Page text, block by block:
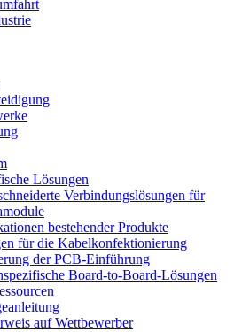
Lösungen
Verbindungslösungen für
bestehender Produkte
für die Kabelkonfektionierung
der PCB-Einführung
Board-to-Board-Lösungen
auf Wettbewerber